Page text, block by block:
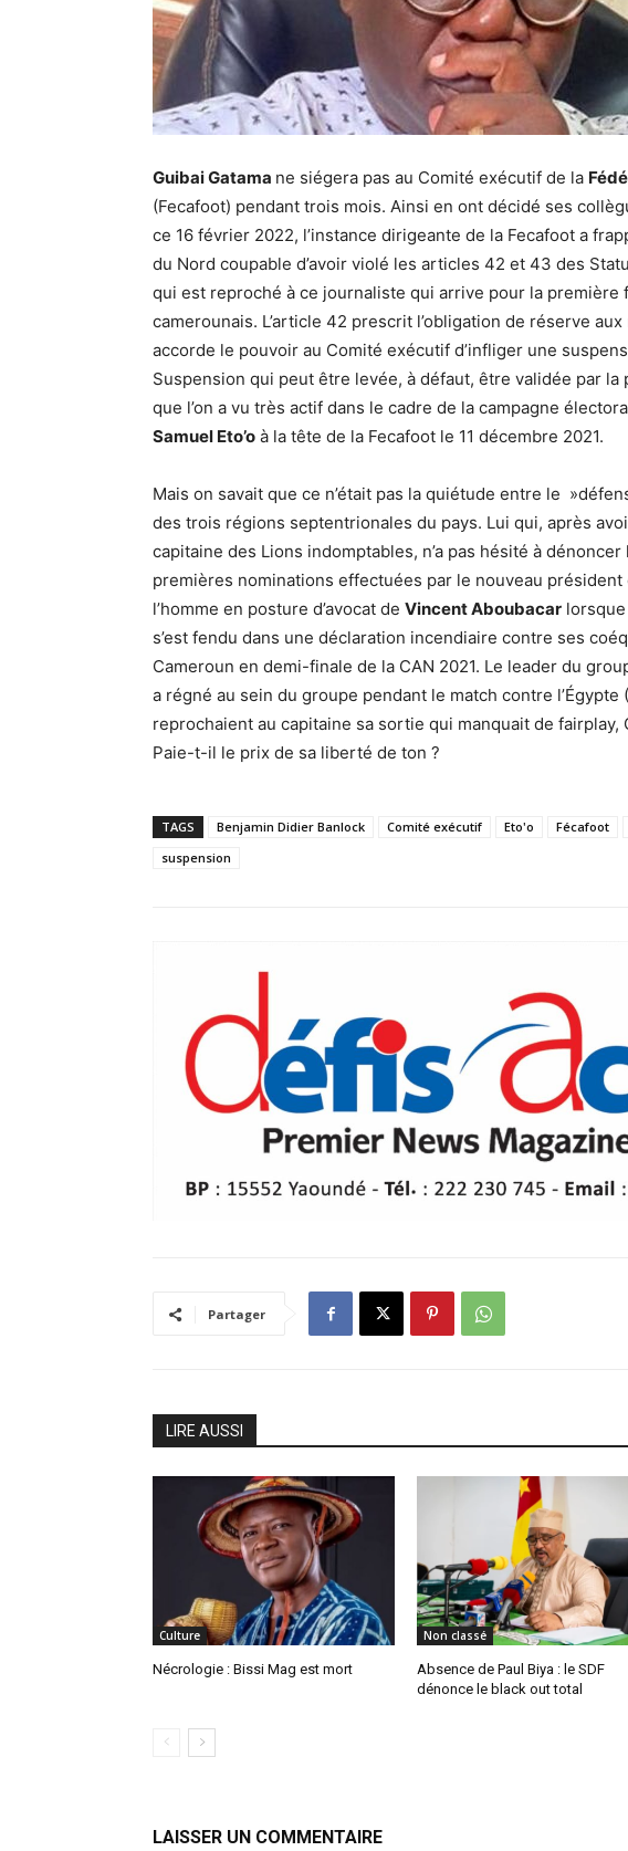
Guibai Gatama ne siégera pas au Comité exécutif de la
(Fecafoot) pendant trois mois. Ainsi en ont décidé ses
ce 16 février 2022, l’instance dirigeante de la Fecafoot a
du Nord coupable d’avoir violé les articles 42 et 43 des
qui est reproché à ce journaliste qui arrive pour la première
camerounais. L’article 42 prescrit l’obligation de réserve
accorde le pouvoir au Comité exécutif d’infliger une
Suspension qui peut être levée, à défaut, être validée par
que l’on a vu très actif dans le cadre de la campagne
Samuel Eto’o à la tête de la Fecafoot le 11 décembre 2021.
Mais on savait que ce n’était pas la quiétude entre le
des trois régions septentrionales du pays. Lui qui, après
capitaine des Lions indomptables, n’a pas hésité à dénoncer
premières nominations effectuées par le nouveau président
l’homme en posture d’avocat de Vincent Aboubacar
s’est fendu dans une déclaration incendiaire contre ses
Cameroun en demi-finale de la CAN 2021. Le leader du
a régné au sein du groupe pendant le match contre
reprochaient au capitaine sa sortie qui manquait de fairplay,
Paie-t-il le prix de sa liberté de ton ?
TAGS Benjamin Didier Banlock Comité exécutif Eto'o Fécafoot
suspension
Partager
LIRE AUSSI
Culture
Nécrologie : Bissi Mag est mort
Non classé
Absence de Paul Biya : le SDF
dénonce le black out total
LAISSER UN COMMENTAIRE